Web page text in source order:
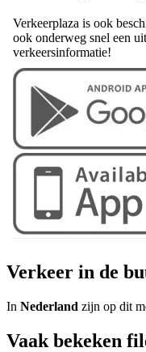
Verkeerplaza is ook
ook onderweg snel een
verkeersinformatie!
Verkeer in de
In Nederland zijn op dit
Vaak bekeken